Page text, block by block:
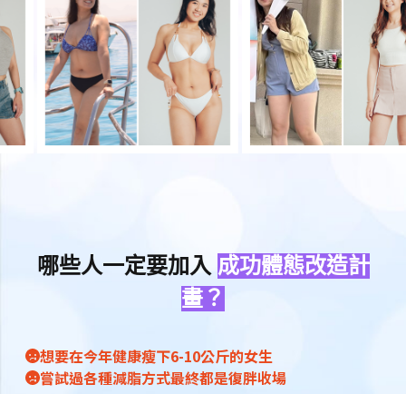
哪些人一定要加入 成功體態改造計
畫？
想要在今年健康瘦下6-10公斤的女生
嘗試過各種減脂方式最終都是復胖收場